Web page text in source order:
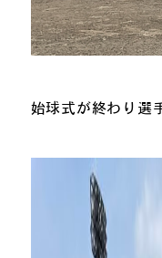
始球式が終わり選